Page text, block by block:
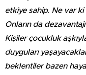
etkiye sahip. Ne var ki
Onların da
Kişiler çocukluk
duyguları
beklentiler bazen